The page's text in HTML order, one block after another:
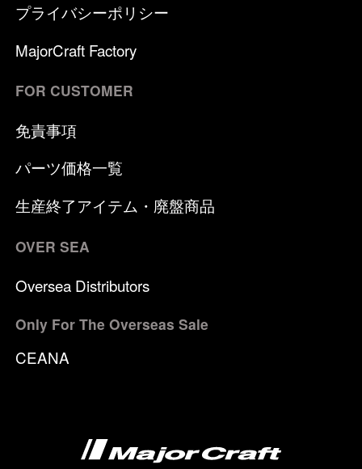
プライバシーポリシー
MajorCraft Factory
FOR CUSTOMER
免責事項
パーツ価格一覧
生産終了アイテム・廃盤商品
OVER SEA
Oversea Distributors
Only For The Overseas Sale
CEANA